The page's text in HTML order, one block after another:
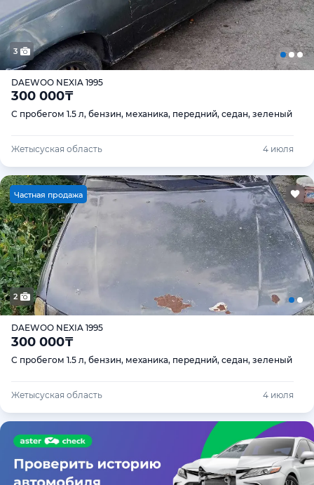
3
DAEWOO NEXIA 1995
300 000₸
С пробегом 1.5 л, бензин, механика, передний, седан, зеленый
Жетысуская область 4 июля
Частная продажа
2
DAEWOO NEXIA 1995
300 000₸
С пробегом 1.5 л, бензин, механика, передний, седан, зеленый
Жетысуская область 4 июля